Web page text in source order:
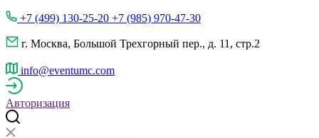
+7 (499) 130-25-20 +7 (985) 970-47-30
г. Москва, Большой Трехгорный пер., д. 11, стр.2
info@eventumc.com
Авторизация